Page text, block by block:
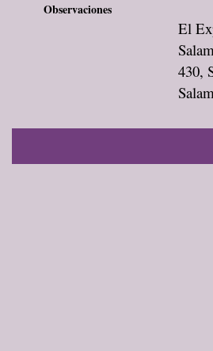
Observaciones
El
430,